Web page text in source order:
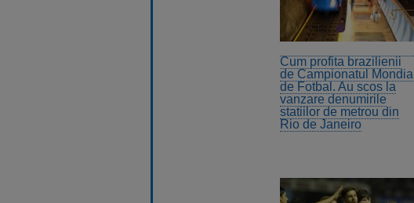
Cum profita brazilienii
de Campionatul Mondial
de Fotbal. Au scos la
vanzare denumirile
statiilor de metrou din
Rio de Janeiro